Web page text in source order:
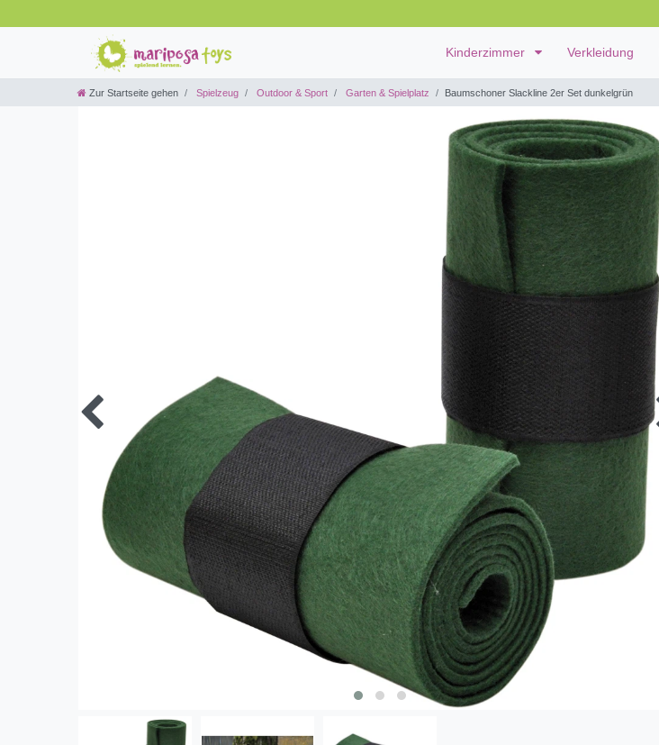
Kinderzimmer Verkleidung
Zur Startseite gehen Spielzeug Outdoor & Sport Garten & Spielplatz Baumschoner Slackline 2er Set dunkelgrün